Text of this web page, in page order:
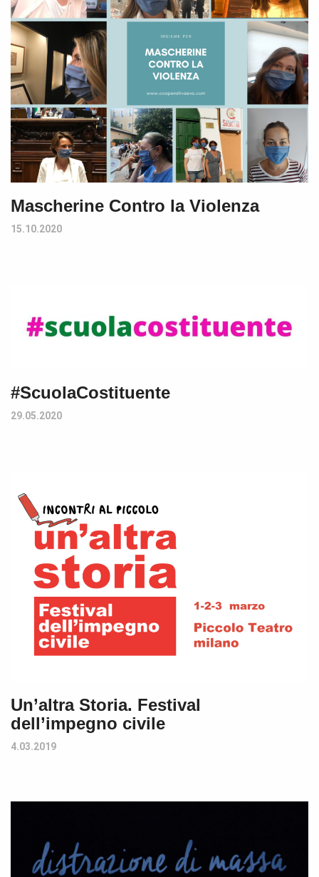
Mascherine Contro la Violenza
15.10.2020
#ScuolaCostituente
29.05.2020
Un’altra Storia. Festival
dell’impegno civile
4.03.2019